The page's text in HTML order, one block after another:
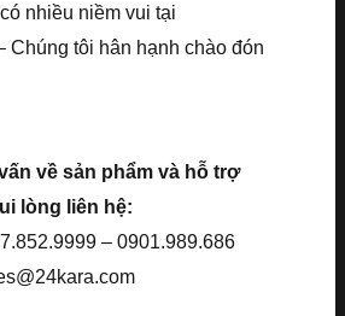
nhiều niềm vui tại
Chúng tôi hân hạnh chào đón
về sản phẩm và hỗ trợ
lòng liên hệ:
– 0901.989.686